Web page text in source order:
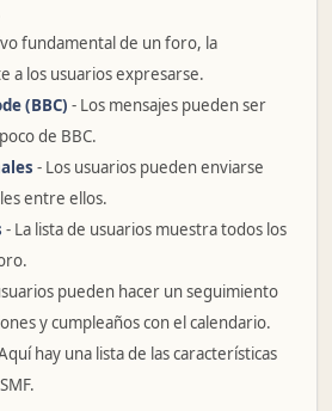
fundamental de un foro, la
a los usuarios expresarse.
(BBC) - Los mensajes pueden ser
de BBC.
- Los usuarios pueden enviarse
entre ellos.
- La lista de usuarios muestra todos los
pueden hacer un seguimiento
y cumpleaños con el calendario.
hay una lista de las características